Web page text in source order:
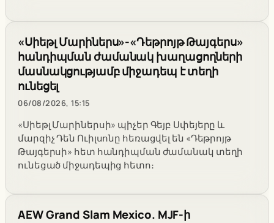
«Սիեթլ Մարիներս»-«Դեթրոյթ Թայգերս»
հանդիպման ժամանակ խաղացողների
մասնակցությամբ միջադեպ է տեղի
ունեցել
06/08/2026, 15:15
«Սիեթլ Մարիներսի» պիչեր Գեյբ Սփեյերը և
մարզիչ Դեն Ուիլսոնը հեռացվել են «Դեթրոյթ
Թայգերսի» հետ հանդիպման ժամանակ տեղի
ունեցած միջադեպից հետո։
AEW Grand Slam Mexico. MJF-ի